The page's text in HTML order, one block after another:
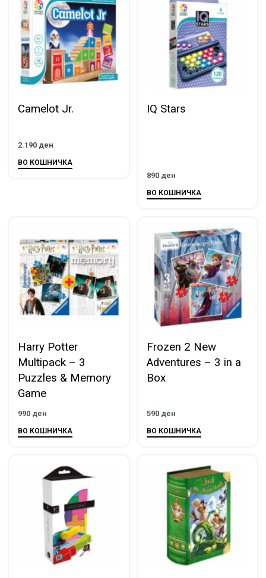
Camelot Jr.
2.190 ден
ВО КОШНИЧКА
IQ Stars
890 ден
ВО КОШНИЧКА
Harry Potter
Multipack – 3
Puzzles & Memory
Game
990 ден
ВО КОШНИЧКА
Frozen 2 New
Adventures – 3 in a
Box
590 ден
ВО КОШНИЧКА